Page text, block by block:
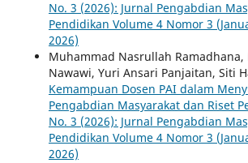
No. 3 (2026): Jurnal Pengabdian
Pendidikan Volume 4 Nomor 3
2026)
Muhammad Nasrullah
Nawawi, Yuri Ansari Panjaitan, Siti
Kemampuan Dosen PAI dalam
Pengabdian Masyarakat dan Riset
No. 3 (2026): Jurnal Pengabdian
Pendidikan Volume 4 Nomor 3
2026)